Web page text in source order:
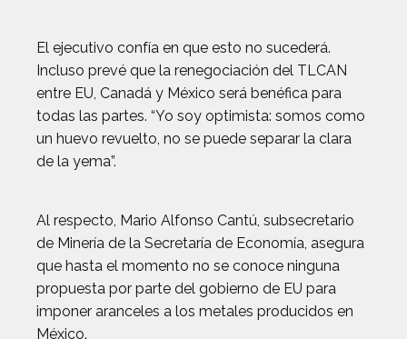
El ejecutivo confía en que esto no sucederá.
Incluso prevé que la renegociación del TLCAN
entre EU, Canadá y México será benéfica para
todas las partes. “Yo soy optimista: somos como
un huevo revuelto, no se puede separar la clara
de la yema”.
Al respecto, Mario Alfonso Cantú, subsecretario
de Minería de la Secretaría de Economía, asegura
que hasta el momento no se conoce ninguna
propuesta por parte del gobierno de EU para
imponer aranceles a los metales producidos en
México.